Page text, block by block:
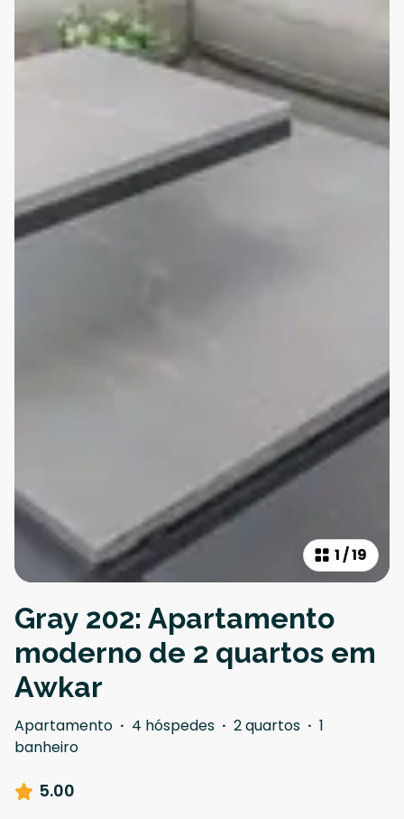
1/19
Gray 202: Apartamento
moderno de 2 quartos em
Awkar
Apartamento · 4 hóspedes · 2 quartos · 1
banheiro
5.00